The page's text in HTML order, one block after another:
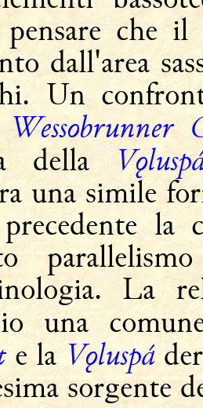
che
dall'area
Un
Wessobrunner
della
una simile
la
La
una
e laVǫluspá
sorgente